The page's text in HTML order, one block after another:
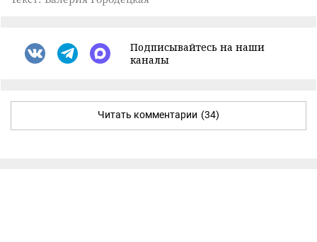
Подписывайтесь на наши
каналы
Читать комментарии (34)